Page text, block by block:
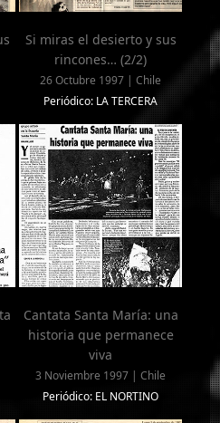
Si miras el desierto y sus
rincones… (2/2)
26 Octubre 1997 | Chile
Periódico: LA TERCERA
Cantata Santa María: una
historia que permanece
viva
3 Noviembre 1997 | Chile
Periódico: EL NORTINO